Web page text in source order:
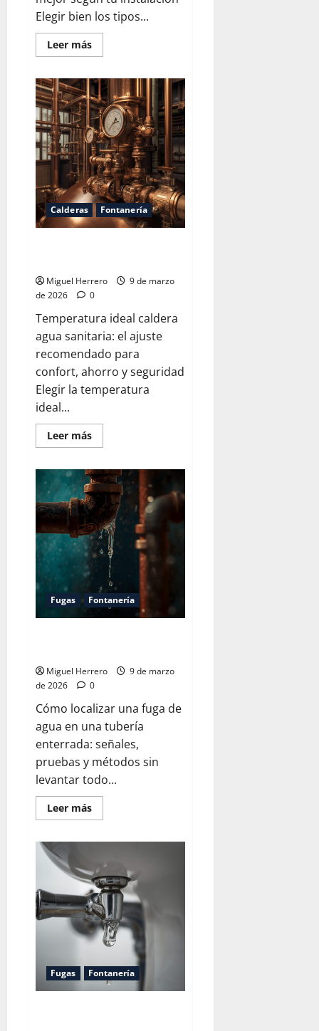
Elegir bien los tipos...
Leer másLeer
más
Tipos
de
tuberías
para
agua
Calderas Fontanería
Miguel Herrero
9 de marzo
de 2026
0
Temperatura ideal caldera
agua sanitaria: el ajuste
recomendado para
confort, ahorro y seguridad
Elegir la temperatura
ideal...
Leer másLeer
más
Temperatura
ideal
caldera
agua
sanitaria
Fugas Fontanería
Miguel Herrero
9 de marzo
de 2026
0
Cómo localizar una fuga de
agua en una tubería
enterrada: señales,
pruebas y métodos sin
levantar todo...
Leer másLeer
más
de
agua
en
tubería
enterrada
Fugas Fontanería